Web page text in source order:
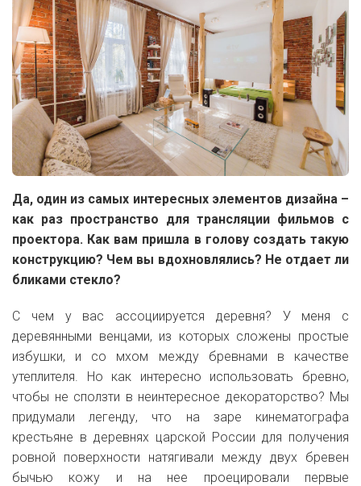
Да, один из самых интересных элементов дизайна –
как раз пространство для трансляции фильмов с
проектора. Как вам пришла в голову создать такую
конструкцию? Чем вы вдохновлялись? Не отдает ли
бликами стекло?
С чем у вас ассоциируется деревня? У меня с
деревянными венцами, из которых сложены простые
избушки, и со мхом между бревнами в качестве
утеплителя. Но как интересно использовать бревно,
чтобы не сползти в неинтересное декораторство? Мы
придумали легенду, что на заре кинематографа
крестьяне в деревнях царской России для получения
ровной поверхности натягивали между двух бревен
бычью кожу и на нее проецировали первые